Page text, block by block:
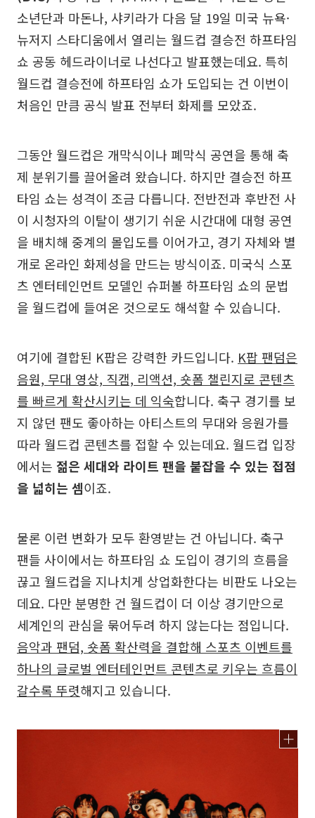
소년단과 마돈나, 샤키라가 다음 달 19일 미국 뉴욕·
뉴저지 스타디움에서 열리는 월드컵 결승전 하프타임
쇼 공동 헤드라이너로 나선다고 발표했는데요. 특히
월드컵 결승전에 하프타임 쇼가 도입되는 건 이번이
처음인 만큼 공식 발표 전부터 화제를 모았죠.
그동안 월드컵은 개막식이나 폐막식 공연을 통해 축
제 분위기를 끌어올려 왔습니다. 하지만 결승전 하프
타임 쇼는 성격이 조금 다릅니다. 전반전과 후반전 사
이 시청자의 이탈이 생기기 쉬운 시간대에 대형 공연
을 배치해 중계의 몰입도를 이어가고, 경기 자체와 별
개로 온라인 화제성을 만드는 방식이죠. 미국식 스포
츠 엔터테인먼트 모델인 슈퍼볼 하프타임 쇼의 문법
을 월드컵에 들여온 것으로도 해석할 수 있습니다.
여기에 결합된 K팝은 강력한 카드입니다. K팝 팬덤은
음원, 무대 영상, 직캠, 리액션, 숏폼 챌린지로 콘텐츠
를 빠르게 확산시키는 데 익숙합니다. 축구 경기를 보
지 않던 팬도 좋아하는 아티스트의 무대와 응원가를
따라 월드컵 콘텐츠를 접할 수 있는데요. 월드컵 입장
에서는 젊은 세대와 라이트 팬을 붙잡을 수 있는 접점
을 넓히는 셈이죠.
물론 이런 변화가 모두 환영받는 건 아닙니다. 축구
팬들 사이에서는 하프타임 쇼 도입이 경기의 흐름을
끊고 월드컵을 지나치게 상업화한다는 비판도 나오는
데요. 다만 분명한 건 월드컵이 더 이상 경기만으로
세계인의 관심을 묶어두려 하지 않는다는 점입니다.
음악과 팬덤, 숏폼 확산력을 결합해 스포츠 이벤트를
하나의 글로벌 엔터테인먼트 콘텐츠로 키우는 흐름이
갈수록 뚜렷해지고 있습니다.